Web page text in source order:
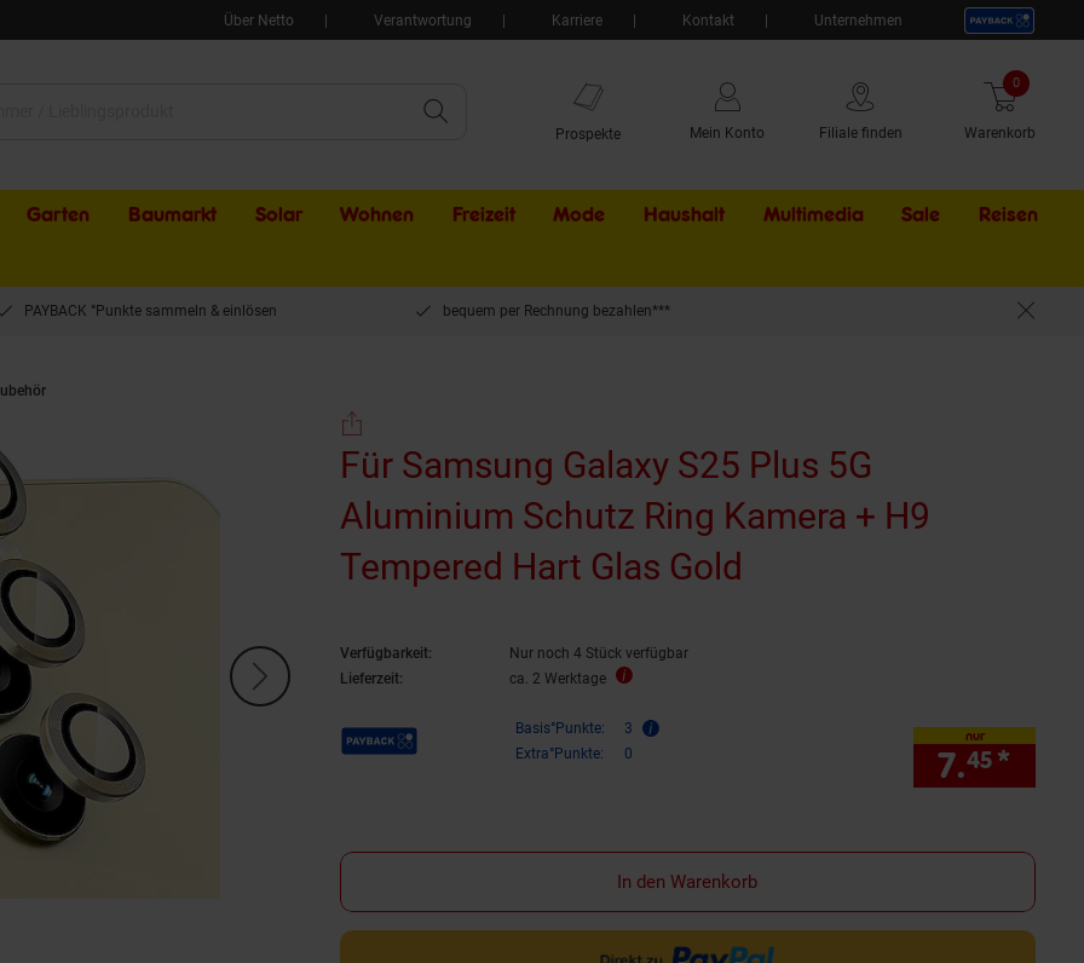
Über Netto Verantwortung Karriere Kontakt Unternehmen
Prospekte Mein Konto Filiale finden Warenkorb
0 Artikel
Garten Baumarkt Solar Wohnen Freizeit Mode Haushalt Multimedia Sale Externer
Reisen
PAYBACK °Punkte sammeln & einlösen bequem per Rechnung bezahlen***
Für Samsung Galaxy S25 Plus 5G
Aluminium Schutz Ring Kamera + H9
Tempered Hart Glas Gold
Verfügbarkeit:
Nur noch 4 Stück verfügbar
Lieferzeit:
ca. 2 Werktage
Payback Punkte Basis°Punkte:
3
Extra°Punkte:
0
nur
7.45 *
In den Warenkorb